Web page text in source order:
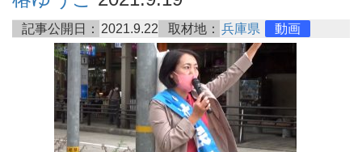
記事公開日： 2021.9.22 取材地： 兵庫県 動画